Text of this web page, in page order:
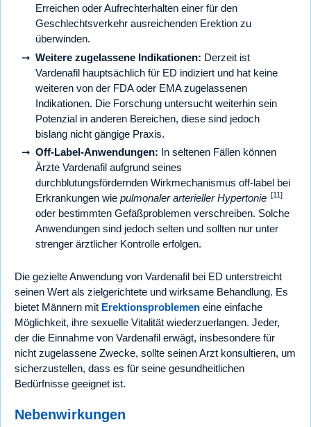
Erreichen oder Aufrechterhalten einer für den
Geschlechtsverkehr ausreichenden Erektion zu
überwinden.
Weitere zugelassene Indikationen: Derzeit ist
Vardenafil hauptsächlich für ED indiziert und hat keine
weiteren von der FDA oder EMA zugelassenen
Indikationen. Die Forschung untersucht weiterhin sein
Potenzial in anderen Bereichen, diese sind jedoch
bislang nicht gängige Praxis.
Off-Label-Anwendungen: In seltenen Fällen können
Ärzte Vardenafil aufgrund seines
durchblutungsfördernden Wirkmechanismus off-label bei
Erkrankungen wie pulmonaler arterieller Hypertonie [11]
oder bestimmten Gefäßproblemen verschreiben. Solche
Anwendungen sind jedoch selten und sollten nur unter
strenger ärztlicher Kontrolle erfolgen.
Die gezielte Anwendung von Vardenafil bei ED unterstreicht
seinen Wert als zielgerichtete und wirksame Behandlung. Es
bietet Männern mit Erektionsproblemen eine einfache
Möglichkeit, ihre sexuelle Vitalität wiederzuerlangen. Jeder,
der die Einnahme von Vardenafil erwägt, insbesondere für
nicht zugelassene Zwecke, sollte seinen Arzt konsultieren, um
sicherzustellen, dass es für seine gesundheitlichen
Bedürfnisse geeignet ist.
Nebenwirkungen